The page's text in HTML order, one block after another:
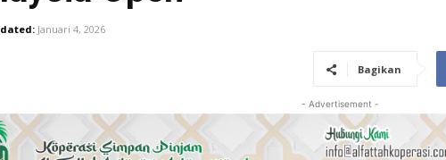
Januari 4, 2026
Bagikan
- Advertisement -